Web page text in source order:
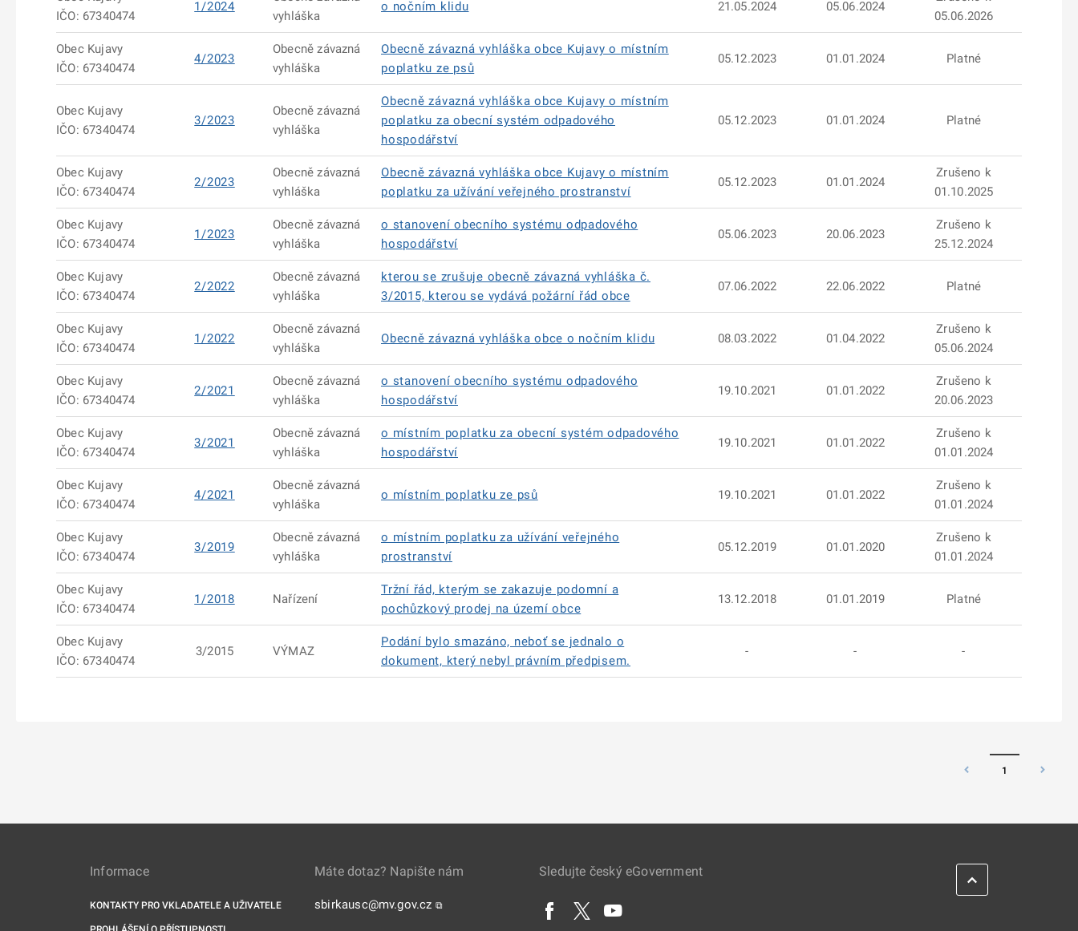
IČO: 67340474
1/2024
vyhláška
o nočním klidu 21.05.2024 05.06.2024
05.06.2026
Obec Kujavy
IČO: 67340474
4/2023
Obecně závazná
vyhláška
Obecně závazná vyhláška obce Kujavy o místním
poplatku ze psů
05.12.2023 01.01.2024 Platné
Obec Kujavy
IČO: 67340474
3/2023
Obecně závazná
vyhláška
Obecně závazná vyhláška obce Kujavy o místním
poplatku za obecní systém odpadového
hospodářství
05.12.2023 01.01.2024 Platné
Obec Kujavy
IČO: 67340474
2/2023
Obecně závazná
vyhláška
Obecně závazná vyhláška obce Kujavy o místním
poplatku za užívání veřejného prostranství
05.12.2023 01.01.2024
Zrušeno k
01.10.2025
Obec Kujavy
IČO: 67340474
1/2023
Obecně závazná
vyhláška
o stanovení obecního systému odpadového
hospodářství
05.06.2023 20.06.2023
Zrušeno k
25.12.2024
Obec Kujavy
IČO: 67340474
2/2022
Obecně závazná
vyhláška
kterou se zrušuje obecně závazná vyhláška č.
3/2015, kterou se vydává požární řád obce
07.06.2022 22.06.2022 Platné
Obec Kujavy
IČO: 67340474
1/2022
Obecně závazná
vyhláška
Obecně závazná vyhláška obce o nočním klidu 08.03.2022 01.04.2022
Zrušeno k
05.06.2024
Obec Kujavy
IČO: 67340474
2/2021
Obecně závazná
vyhláška
o stanovení obecního systému odpadového
hospodářství
19.10.2021 01.01.2022
Zrušeno k
20.06.2023
Obec Kujavy
IČO: 67340474
3/2021
Obecně závazná
vyhláška
o místním poplatku za obecní systém odpadového
hospodářství
19.10.2021 01.01.2022
Zrušeno k
01.01.2024
Obec Kujavy
IČO: 67340474
4/2021
Obecně závazná
vyhláška
o místním poplatku ze psů 19.10.2021 01.01.2022
Zrušeno k
01.01.2024
Obec Kujavy
IČO: 67340474
3/2019
Obecně závazná
vyhláška
o místním poplatku za užívání veřejného
prostranství
05.12.2019 01.01.2020
Zrušeno k
01.01.2024
Obec Kujavy
IČO: 67340474
1/2018 Nařízení
Tržní řád, kterým se zakazuje podomní a
pochůzkový prodej na území obce
13.12.2018 01.01.2019 Platné
Obec Kujavy
IČO: 67340474
3/2015 VÝMAZ
Podání bylo smazáno, neboť se jednalo o
dokument, který nebyl právním předpisem.
- - -
1
Informace
KONTAKTY PRO VKLADATELE A UŽIVATELE
Máte dotaz? Napište nám
sbirkausc@mv.gov.cz ⧉
Sledujte český eGovernment